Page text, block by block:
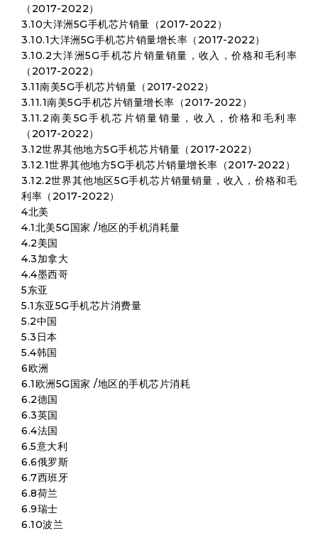
（2017-2022）
3.10大洋洲5G手机芯片销量（2017-2022）
3.10.1大洋洲5G手机芯片销量增长率（2017-2022）
3.10.2大洋洲5G手机芯片销量销量，收入，价格和毛利率
（2017-2022）
3.11南美5G手机芯片销量（2017-2022）
3.11.1南美5G手机芯片销量增长率（2017-2022）
3.11.2南美5G手机芯片销量销量，收入，价格和毛利率
（2017-2022）
3.12世界其他地方5G手机芯片销量（2017-2022）
3.12.1世界其他地方5G手机芯片销量增长率（2017-2022）
3.12.2世界其他地区5G手机芯片销量销量，收入，价格和毛
利率（2017-2022）
4北美
4.1北美5G国家 /地区的手机消耗量
4.2美国
4.3加拿大
4.4墨西哥
5东亚
5.1东亚5G手机芯片消费量
5.2中国
5.3日本
5.4韩国
6欧洲
6.1欧洲5G国家 /地区的手机芯片消耗
6.2德国
6.3英国
6.4法国
6.5意大利
6.6俄罗斯
6.7西班牙
6.8荷兰
6.9瑞士
6.10波兰